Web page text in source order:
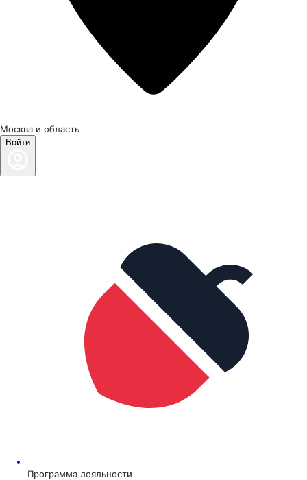
Москва и область
Войти
Программа лояльности